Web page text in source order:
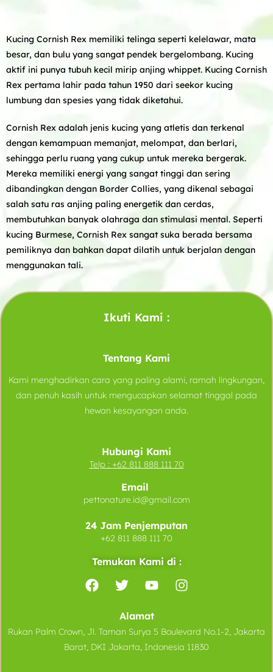
Kucing Cornish Rex memiliki telinga seperti kelelawar, mata
besar, dan bulu yang sangat pendek bergelombang. Kucing
aktif ini punya tubuh kecil mirip anjing whippet. Kucing Cornish
Rex pertama lahir pada tahun 1950 dari seekor kucing
lumbung dan spesies yang tidak diketahui.
Cornish Rex adalah jenis kucing yang atletis dan terkenal
dengan kemampuan memanjat, melompat, dan berlari,
sehingga perlu ruang yang cukup untuk mereka bergerak.
Mereka memiliki energi yang sangat tinggi dan sering
dibandingkan dengan Border Collies, yang dikenal sebagai
salah satu ras anjing paling energetik dan cerdas,
membutuhkan banyak olahraga dan stimulasi mental. Seperti
kucing Burmese, Cornish Rex sangat suka berada bersama
pemiliknya dan bahkan dapat dilatih untuk berjalan dengan
menggunakan tali.
Ikuti Kami :
Tentang Kami
Kami menghadirkan cara yang paling alami, ramah lingkungan,
dan penuh kasih untuk mengucapkan selamat tinggal pada
hewan kesayangan anda.
Hubungi Kami
Telp : +62 811 888 111 70
Email
pettonature.id@gmail.com
24 Jam Penjemputan
+62 811 888 111 70
Temukan Kami di :
Alamat
Rukan Palm Crown, Jl. Taman Surya 5 Boulevard No.1-2, Jakarta
Barat, DKI Jakarta, Indonesia 11830